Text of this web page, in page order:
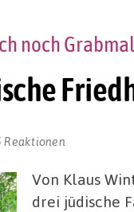
noch
Reaktionen
Von Klaus
drei jüdische